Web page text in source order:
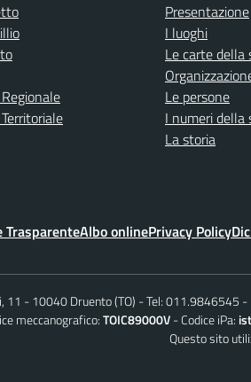
Presentazione
I luoghi
Le carte della
Le persone
I numeri della
La storia
Albo onlinePrivacy Policy
11 - 10040 Druento (TO) Tel: 011.9846545
meccanografico:TOIC89000V Codice iPa:
Questo sito